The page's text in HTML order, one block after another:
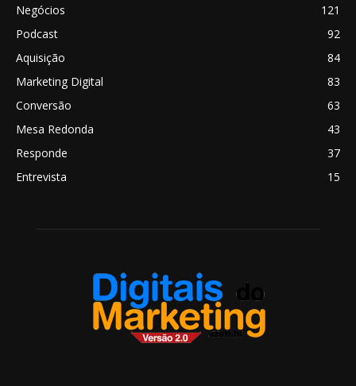
Negócios
121
Podcast
92
Aquisição
84
Marketing Digital
83
Conversão
63
Mesa Redonda
43
Responde
37
Entrevista
15